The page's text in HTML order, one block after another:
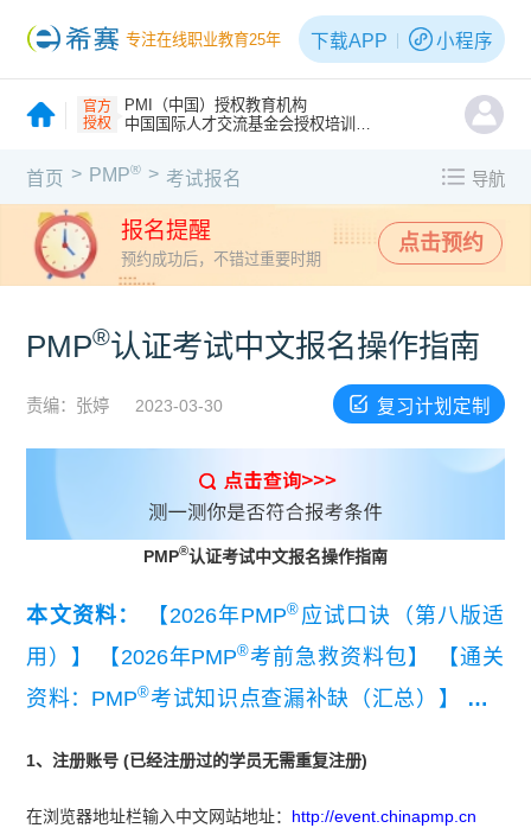
专注在线职业教育25年 下载APP 小程序
官方
授权
PMI（中国）授权教育机构
中国国际人才交流基金会授权培训机构
首页 > PMP® > 考试报名 导航
报名提醒
预约成功后，不错过重要时期
点击预约
PMP®认证考试中文报名操作指南
责编：张婷 2023-03-30 复习计划定制
PMP®认证考试中文报名操作指南
本文资料： 【2026年PMP® 应试口诀（第八版适
用）】
【2026年PMP®考前急救资料包】
【通关
资料：PMP®考试知识点查漏补缺（汇总）】
【P
1、注册账号 (已经注册过的学员无需重复注册)
在浏览器地址栏输入中文网站地址： http://event.chinapmp.cn